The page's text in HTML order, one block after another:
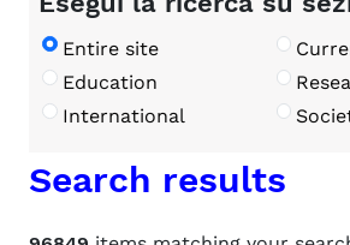
Entire site
Education
International
Search results